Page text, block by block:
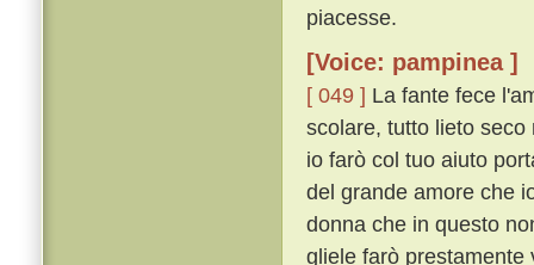
piacesse.
[Voice: pampinea ]
[ 049 ] La fante fece
scolare, tutto lieto seco
io farò col tuo aiuto
del grande amore che
donna che in questo
gliele farò prestamente